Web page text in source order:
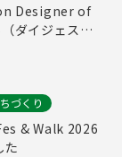
Designer of
ダイジェス
づくり
& Walk 2026
た